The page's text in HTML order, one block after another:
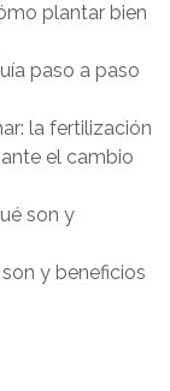
plantar bien
paso a paso
la fertilización
el cambio
son y
y beneficios